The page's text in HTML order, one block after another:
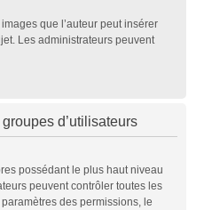
que l’auteur peut insérer
Les administrateurs peuvent
d’utilisateurs
possédant le plus haut niveau
peuvent contrôler toutes les
des permissions, le